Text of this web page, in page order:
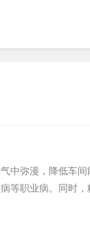
中弥漫，降低车
等职业病。同时